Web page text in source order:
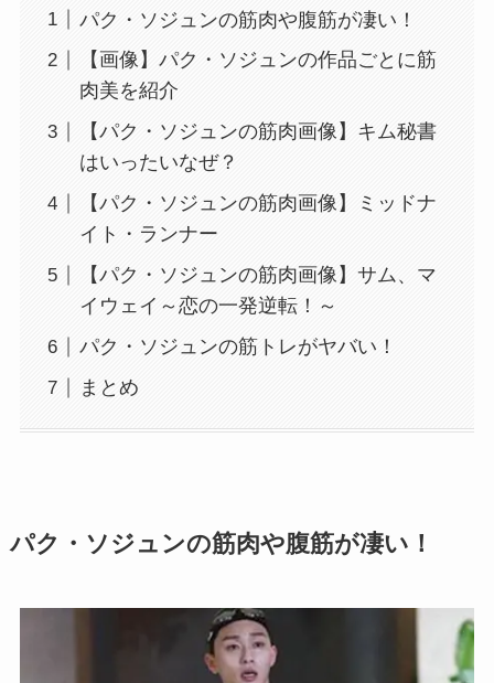
パク・ソジュンの筋肉や腹筋が凄い！
【画像】パク・ソジュンの作品ごとに筋
肉美を紹介
【パク・ソジュンの筋肉画像】キム秘書
はいったいなぜ？
【パク・ソジュンの筋肉画像】ミッドナ
イト・ランナー
【パク・ソジュンの筋肉画像】サム、マ
イウェイ～恋の一発逆転！～
パク・ソジュンの筋トレがヤバい！
まとめ
パク・ソジュンの筋肉や腹筋が凄い！